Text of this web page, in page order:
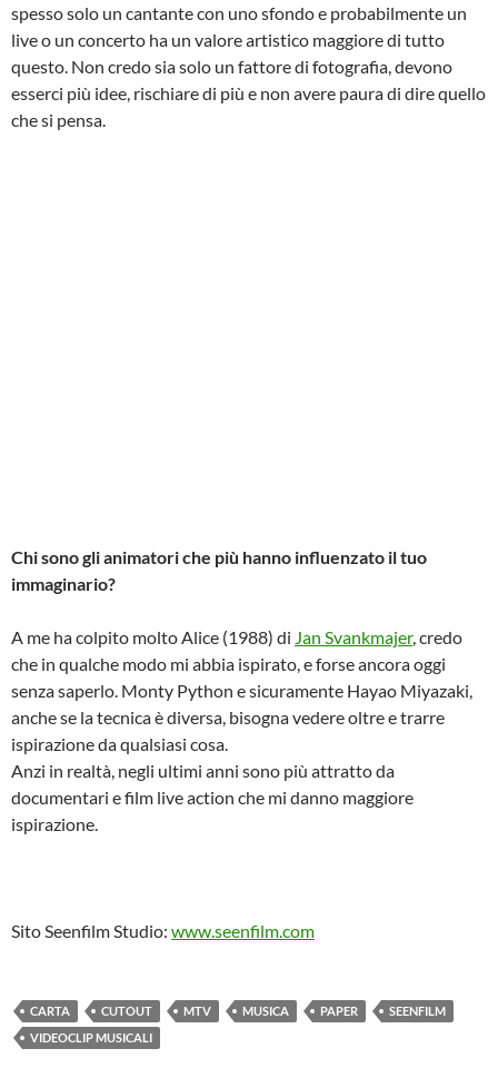
spesso solo un cantante con uno sfondo e probabilmente un
live o un concerto ha un valore artistico maggiore di tutto
questo. Non credo sia solo un fattore di fotografia, devono
esserci più idee, rischiare di più e non avere paura di dire quello
che si pensa.
Chi sono gli animatori che più hanno influenzato il tuo
immaginario?
A me ha colpito molto Alice (1988) di Jan Svankmajer, credo
che in qualche modo mi abbia ispirato, e forse ancora oggi
senza saperlo. Monty Python e sicuramente Hayao Miyazaki,
anche se la tecnica è diversa, bisogna vedere oltre e trarre
ispirazione da qualsiasi cosa.
Anzi in realtà, negli ultimi anni sono più attratto da
documentari e film live action che mi danno maggiore
ispirazione.
Sito Seenfilm Studio: www.seenfilm.com
CARTA CUTOUT MTV MUSICA PAPER
SEENFILM
VIDEOCLIP MUSICALI